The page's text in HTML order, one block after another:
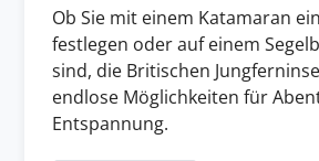
Ob Sie mit einem Katamaran
festlegen oder auf einem
sind, die Britischen
endlose Möglichkeiten für
Entspannung.